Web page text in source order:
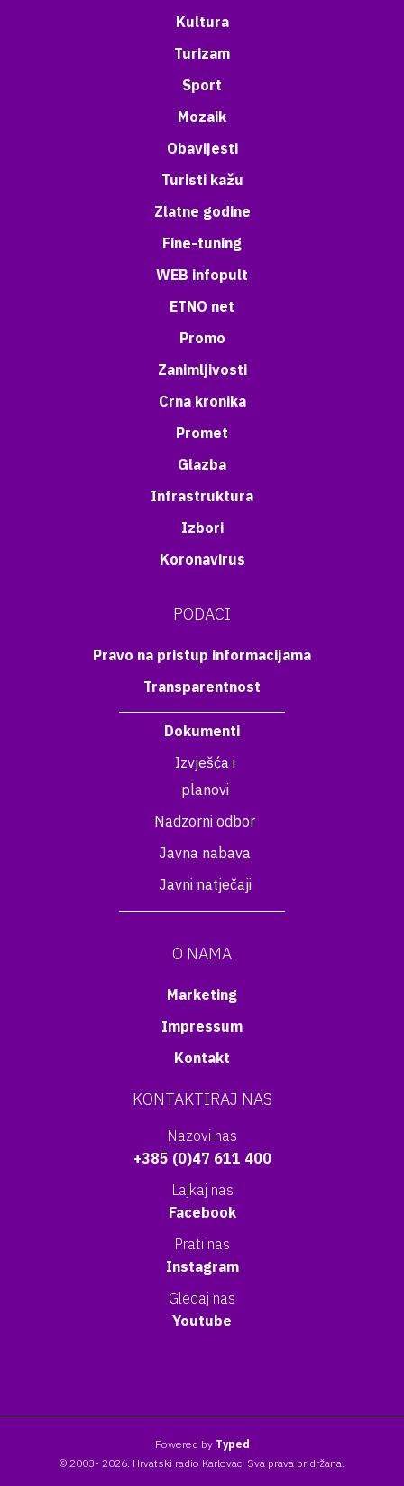
Kultura
Turizam
Sport
Mozaik
Obavijesti
Turisti kažu
Zlatne godine
Fine-tuning
WEB infopult
ETNO net
Promo
Zanimljivosti
Crna kronika
Promet
Glazba
Infrastruktura
Izbori
Koronavirus
PODACI
Pravo na pristup informacijama
Transparentnost
Dokumenti
Izvješća i
planovi
Nadzorni odbor
Javna nabava
Javni natječaji
O NAMA
Marketing
Impressum
Kontakt
KONTAKTIRAJ NAS
Nazovi nas
+385 (0)47 611 400
Lajkaj nas
Facebook
Prati nas
Instagram
Gledaj nas
Youtube
Powered by Typed
© 2003- 2026. Hrvatski radio Karlovac. Sva prava pridržana.